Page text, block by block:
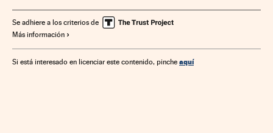
Relaciones exteriores Economía Finanzas
Se adhiere a los criterios de
Más información
Si está interesado en licenciar este contenido, pinche aquí